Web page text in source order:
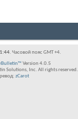
. Часовой пояс GMT +4.
Version 4.0.5
Solutions, Inc. All rights reserved.
zCarot